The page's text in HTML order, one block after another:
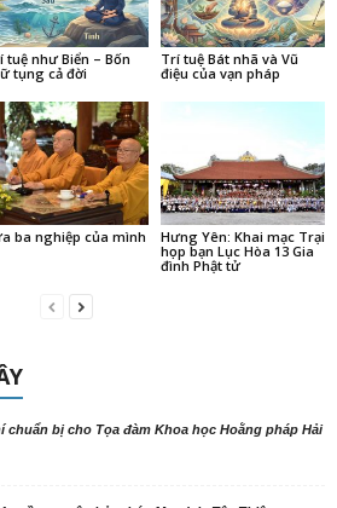
tuệ như Biển – Bốn
tụng cả đời
Trí tuệ Bát nhã và Vũ
điệu của vạn pháp
ba nghiệp của mình
Hưng Yên: Khai mạc Trại
họp bạn Lục Hòa 13 Gia
đình Phật tử
chuẩn bị cho Tọa đàm Khoa học Hoằng pháp Hải